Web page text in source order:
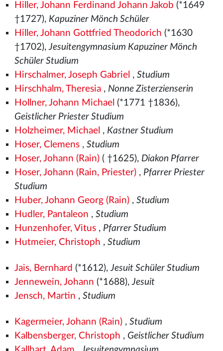
Hiller, Johann Ferdinand Johann Jakob (*1649
†1727), Kapuziner Mönch Schüler
Hiller, Johann Gottfried Theodorich (*1630
†1702),Jesuitengymnasium Kapuziner Mönch
Schüler Studium
Hirschalmer, Joseph Gabriel , Studium
Hirschhalm, Theresia, Nonne Zisterzienserin
Hollner, Johann Michael (*1771 †1836),
Geistlicher Priester Studium
Holzheimer, Michael , Kastner Studium
Hoser, Clemens, Studium
Hoser, Johann (Rain)( †1625), Diakon Pfarrer
Hoser, Johann (Rain, Priester), Pfarrer Priester
Studium
Huber, Johann Georg (Rain), Studium
Hudler, Pantaleon , Studium
Hunzenhofer, Vitus, Pfarrer Studium
Hutmeier, Christoph , Studium
Jais, Bernhard (*1612),Jesuit Schüler Studium
Jennewein, Johann (*1688),Jesuit
Jensch, Martin , Studium
Kagermeier, Johann (Rain), Studium
Kalbensberger, Christoph , Geistlicher Studium